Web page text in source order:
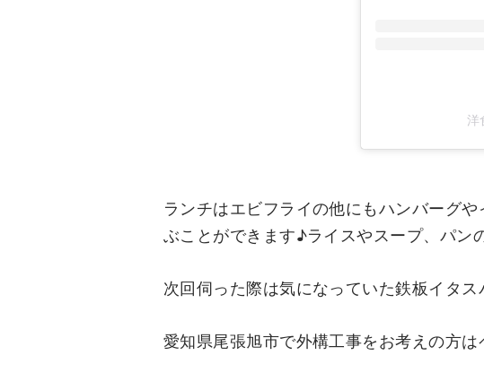
洋
ランチはエビフライの他にもハンバーグ
ぶことができます♪ライスやスープ、パン
次回伺った際は気になっていた鉄板イタ
愛知県尾張旭市で外構工事をお考えの方